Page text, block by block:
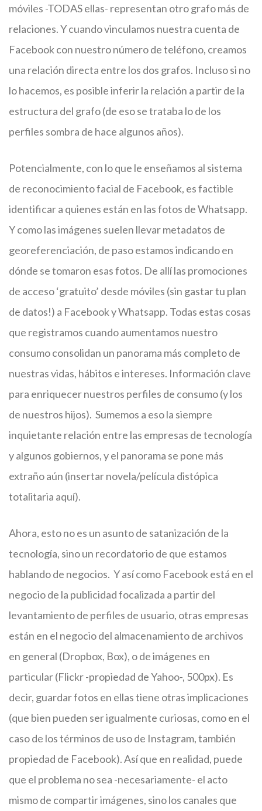
móviles -TODAS ellas- representan otro grafo más de
relaciones. Y cuando vinculamos nuestra cuenta de
Facebook con nuestro número de teléfono, creamos
una relación directa entre los dos grafos. Incluso si no
lo hacemos, es posible inferir la relación a partir de la
estructura del grafo (de eso se trataba lo de los
perfiles sombra de hace algunos años).
Potencialmente, con lo que le enseñamos al sistema
de reconocimiento facial de Facebook, es factible
identificar a quienes están en las fotos de Whatsapp.
Y como las imágenes suelen llevar metadatos de
georeferenciación, de paso estamos indicando en
dónde se tomaron esas fotos. De allí las promociones
de acceso ‘gratuito’ desde móviles (sin gastar tu plan
de datos!) a Facebook y Whatsapp. Todas estas cosas
que registramos cuando aumentamos nuestro
consumo consolidan un panorama más completo de
nuestras vidas, hábitos e intereses. Información clave
para enriquecer nuestros perfiles de consumo (y los
de nuestros hijos). Sumemos a eso la siempre
inquietante relación entre las empresas de tecnología
y algunos gobiernos, y el panorama se pone más
extraño aún (insertar novela/película distópica
totalitaria aquí).
Ahora, esto no es un asunto de satanización de la
tecnología, sino un recordatorio de que estamos
hablando de negocios. Y así como Facebook está en el
negocio de la publicidad focalizada a partir del
levantamiento de perfiles de usuario, otras empresas
están en el negocio del almacenamiento de archivos
en general (Dropbox, Box), o de imágenes en
particular (Flickr -propiedad de Yahoo-, 500px). Es
decir, guardar fotos en ellas tiene otras implicaciones
(que bien pueden ser igualmente curiosas, como en el
caso de los términos de uso de Instagram, también
propiedad de Facebook). Así que en realidad, puede
que el problema no sea -necesariamente- el acto
mismo de compartir imágenes, sino los canales que